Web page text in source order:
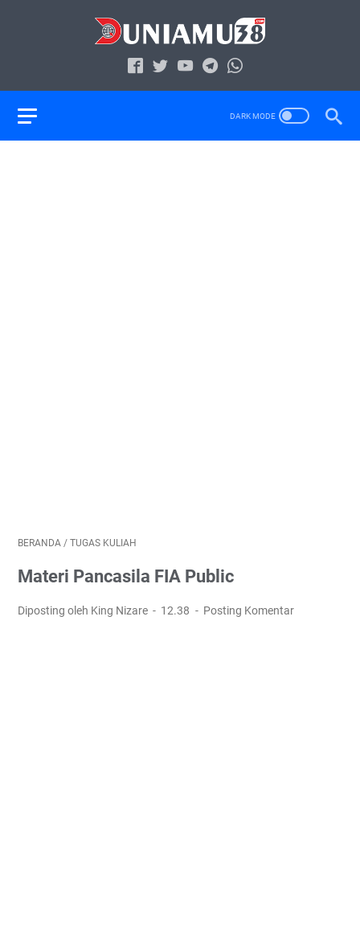
BERANDA / TUGAS KULIAH
Materi Pancasila FIA Public
Diposting oleh King Nizare 12.38 Posting Komentar